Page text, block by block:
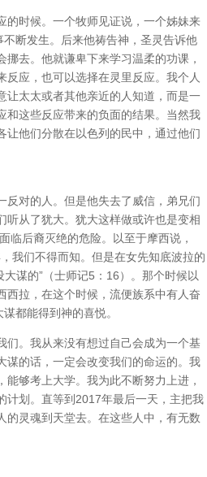
的时候。一个牧师见证说，一个姊妹来
断发生。后来他祷告神，圣灵告诉他
去。他就谦卑下来学习温柔的功课，
应，也可以选择在灵里反应。我个人
让太太或者其他亲近的人知道，而是一
和这些反应带来的负面的结果。当然我
让他们分散在以色列的民中，通过他们
反对的人。但是他失去了威信，弟兄们
听从了犹大。犹大这样做或许也是变相
临后裔灭绝的危险。以至于摩西说，
我们不得而知。但是在女先知底波拉的
谋的”（士师记5：16）。那个时候以
西拉，在这个时候，流便族系中有人奋
都能得到神的喜悦。
们。我从来没有想过自己会成为一个基
谋的话，一定会改变我们的命运的。我
够考上大学。我为此不断努力上进，
计划。直等到2017年最后一天，主把我
的灵魂到天堂去。在这些人中，有无数